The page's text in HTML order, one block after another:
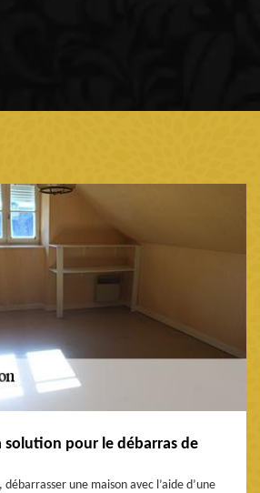
solution pour le débarras de
une maison avec l’aide d’une